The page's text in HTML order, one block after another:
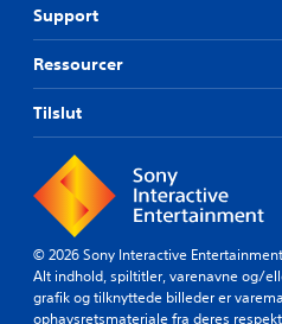
Support
Ressourcer
Tilslut
© 2026 Sony Interactive
Alt indhold, spiltitler, varenavne og/
grafik og tilknyttede billeder er
ophavsretsmateriale fra deres